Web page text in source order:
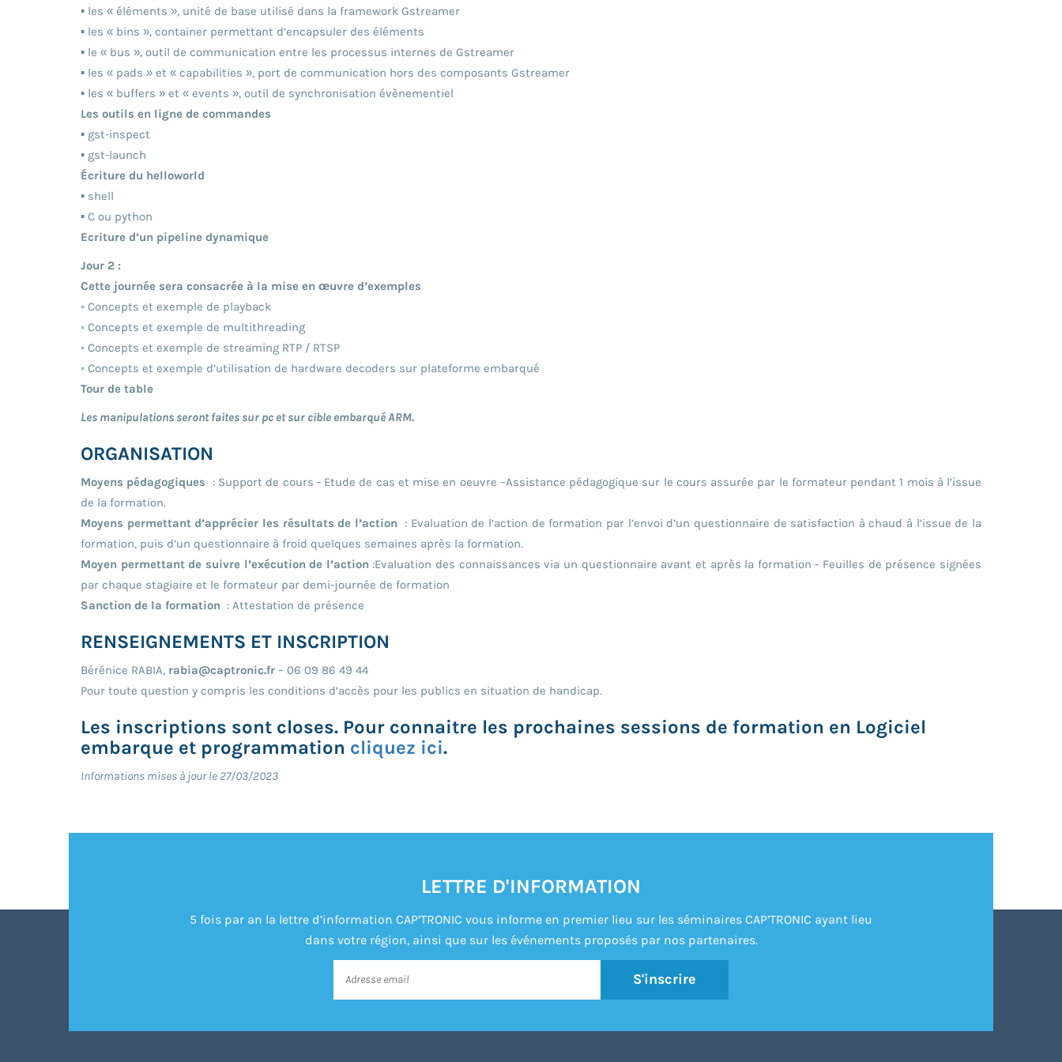
▪ les « éléments », unité de base utilisé dans la framework Gstreamer
▪ les « bins », container permettant d’encapsuler des éléments
▪ le « bus », outil de communication entre les processus internes de Gstreamer
▪ les « pads » et « capabilities », port de communication hors des composants Gstreamer
▪ les « buffers » et « events », outil de synchronisation évènementiel
Les outils en ligne de commandes
▪ gst-inspect
▪ gst-launch
Écriture du helloworld
▪ shell
▪ C ou python
Ecriture d’un pipeline dynamique
Jour 2 :
Cette journée sera consacrée à la mise en œuvre d’exemples
◦ Concepts et exemple de playback
◦ Concepts et exemple de multithreading
◦ Concepts et exemple de streaming RTP / RTSP
◦ Concepts et exemple d’utilisation de hardware decoders sur plateforme embarqué
Tour de table
Les manipulations seront faites sur pc et sur cible embarqué ARM.
ORGANISATION
Moyens pédagogiques
: Support de cours - Etude de cas et mise en oeuvre –Assistance pédagogique sur le cours assurée par le formateur pendant 1 mois à l’issue
de la formation.
Moyens permettant d’apprécier les résultats de l’action : Evaluation de l’action de formation par l’envoi d’un questionnaire de satisfaction à chaud à l’issue de la
formation, puis d’un questionnaire à froid quelques semaines après la formation.
Moyen permettant de suivre l’exécution de l’action:Evaluation des connaissances via un questionnaire avant et après la formation - Feuilles de présence signées
par chaque stagiaire et le formateur par demi-journée de formation
Sanction de la formation : Attestation de présence
RENSEIGNEMENTS ET INSCRIPTION
Bérénice RABIA, rabia@captronic.fr – 06 09 86 49 44
Pour toute question y compris les conditions d’accès pour les publics en situation de handicap.
Les inscriptions sont closes. Pour connaitre les prochaines sessions de formation en Logiciel
embarque et programmation cliquez ici.
Informations mises à jour le 27/03/2023
LETTRE D'INFORMATION
5 fois par an la lettre d’information CAP’TRONIC vous informe en premier lieu sur les séminaires CAP’TRONIC ayant lieu
dans votre région, ainsi que sur les événements proposés par nos partenaires.
S'inscrire